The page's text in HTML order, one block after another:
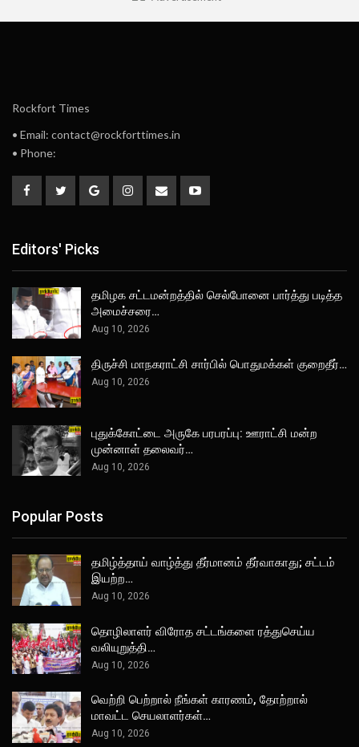
Rockfort Times
• Email: contact@rockforttimes.in
• Phone:
Editors' Picks
தமிழக சட்டமன்றத்தில் செல்போனை பார்த்து படித்த
அமைச்சரை…
Aug 10, 2026
திருச்சி மாநகராட்சி சார்பில் பொதுமக்கள் குறைதீர்…
Aug 10, 2026
புதுக்கோட்டை அருகே பரபரப்பு: ஊராட்சி மன்ற
முன்னாள் தலைவர்…
Aug 10, 2026
Popular Posts
தமிழ்த்தாய் வாழ்த்து தீர்மானம் தீர்வாகாது; சட்டம்
இயற்ற…
Aug 10, 2026
தொழிலாளர் விரோத சட்டங்களை ரத்துசெய்ய
வலியுறுத்தி…
Aug 10, 2026
வெற்றி பெற்றால் நீங்கள் காரணம், தோற்றால்
மாவட்ட செயலாளர்கள்…
Aug 10, 2026